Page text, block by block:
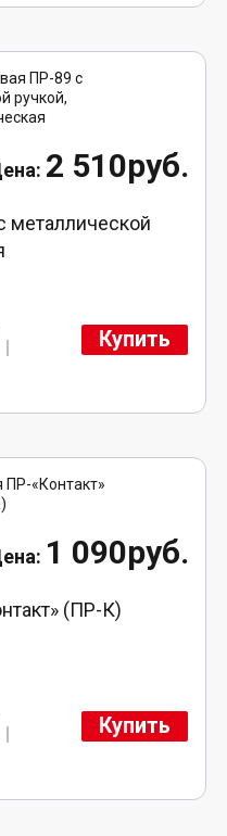
2 510руб.
металлической
Купить
1 090руб.
(ПР-К)
Купить